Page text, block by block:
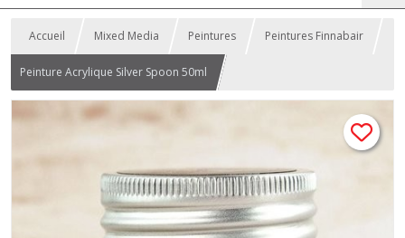
Accueil Mixed Media Peintures Peintures Finnabair
Peinture Acrylique Silver Spoon 50ml